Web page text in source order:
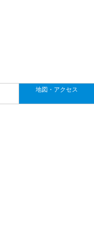
地図・アクセス